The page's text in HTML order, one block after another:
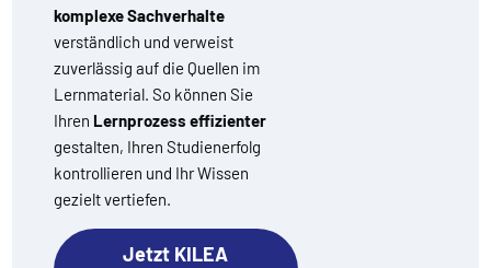
komplexe Sachverhalte
verständlich und verweist
zuverlässig auf die Quellen im
Lernmaterial. So können Sie
Ihren Lernprozess effizienter
gestalten, Ihren Studienerfolg
kontrollieren und Ihr Wissen
gezielt vertiefen.
Jetzt KILEA